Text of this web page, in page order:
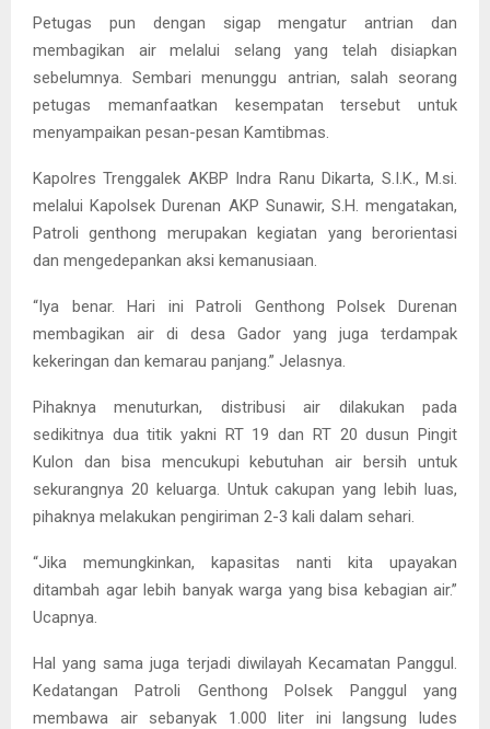
Petugas pun dengan sigap mengatur antrian dan
membagikan air melalui selang yang telah disiapkan
sebelumnya. Sembari menunggu antrian, salah seorang
petugas memanfaatkan kesempatan tersebut untuk
menyampaikan pesan-pesan Kamtibmas.
Kapolres Trenggalek AKBP Indra Ranu Dikarta, S.I.K., M.si.
melalui Kapolsek Durenan AKP Sunawir, S.H. mengatakan,
Patroli genthong merupakan kegiatan yang berorientasi
dan mengedepankan aksi kemanusiaan.
“Iya benar. Hari ini Patroli Genthong Polsek Durenan
membagikan air di desa Gador yang juga terdampak
kekeringan dan kemarau panjang.” Jelasnya.
Pihaknya menuturkan, distribusi air dilakukan pada
sedikitnya dua titik yakni RT 19 dan RT 20 dusun Pingit
Kulon dan bisa mencukupi kebutuhan air bersih untuk
sekurangnya 20 keluarga. Untuk cakupan yang lebih luas,
pihaknya melakukan pengiriman 2-3 kali dalam sehari.
“Jika memungkinkan, kapasitas nanti kita upayakan
ditambah agar lebih banyak warga yang bisa kebagian air.”
Ucapnya.
Hal yang sama juga terjadi diwilayah Kecamatan Panggul.
Kedatangan Patroli Genthong Polsek Panggul yang
membawa air sebanyak 1.000 liter ini langsung ludes